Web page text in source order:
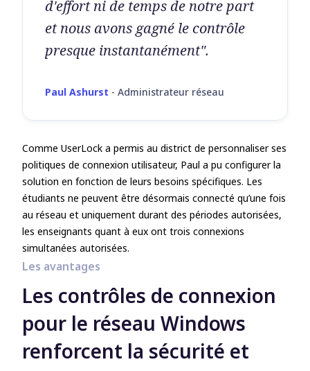
d'effort ni de temps de notre part
et nous avons gagné le contrôle
presque instantanément".
Paul Ashurst - Administrateur réseau
Comme UserLock a permis au district de personnaliser ses
politiques de connexion utilisateur, Paul a pu configurer la
solution en fonction de leurs besoins spécifiques. Les
étudiants ne peuvent être désormais connecté qu’une fois
au réseau et uniquement durant des périodes autorisées,
les enseignants quant à eux ont trois connexions
simultanées autorisées.
Les avantages
Les contrôles de connexion
pour le réseau Windows
renforcent la sécurité et